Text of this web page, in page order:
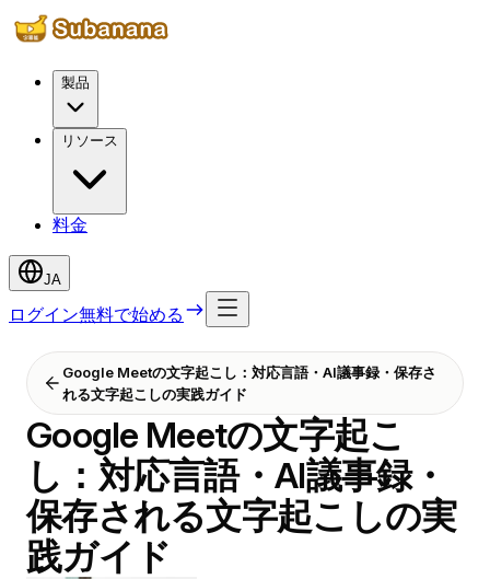
製品
リソース
料金
JA
ログイン無料で始める
Google Meetの文字起こし：対応言語・AI議事録・保存さ
れる文字起こしの実践ガイド
Google Meetの文字起こ
し：対応言語・AI議事録・
保存される文字起こしの実
践ガイド